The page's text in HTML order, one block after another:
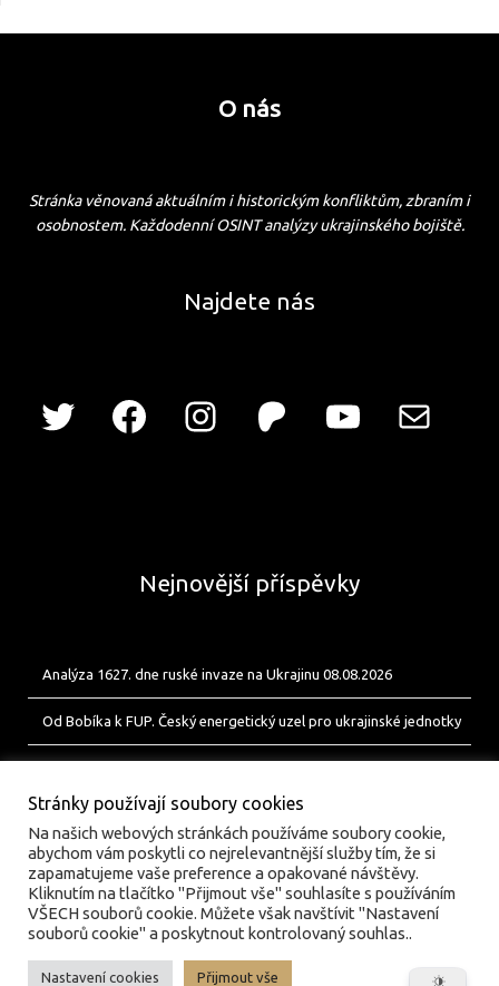
O nás
Stránka věnovaná aktuálním i historickým konfliktům, zbraním i
osobnostem. Každodenní OSINT analýzy ukrajinského bojiště.
Najdete nás
Nejnovější příspěvky
Analýza 1627. dne ruské invaze na Ukrajinu 08.08.2026
Od Bobíka k FUP. Český energetický uzel pro ukrajinské jednotky
© valka.online | Vydavatel: Jan Tofl, Plzeň | ISSN 3029-
Stránky používají soubory cookies
Na našich webových stránkách používáme soubory cookie,
abychom vám poskytli co nejrelevantnější služby tím, že si
zapamatujeme vaše preference a opakované návštěvy.
Kliknutím na tlačítko "Přijmout vše" souhlasíte s používáním
VŠECH souborů cookie. Můžete však navštívit "Nastavení
souborů cookie" a poskytnout kontrolovaný souhlas..
Nastavení cookies Přijmout vše